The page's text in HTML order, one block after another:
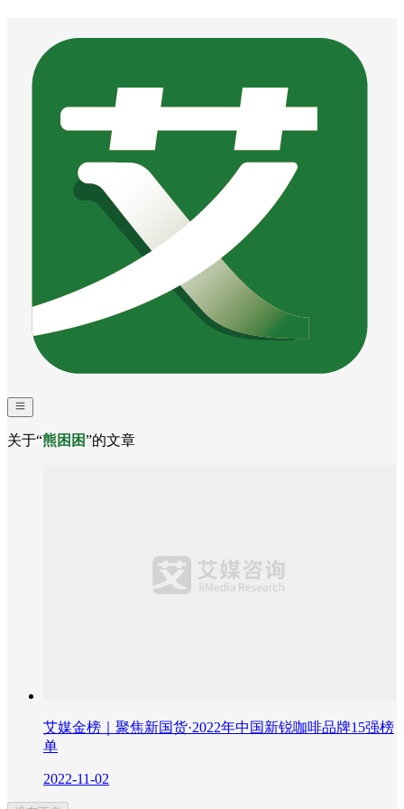
关于“熊困困”的文章
艾媒金榜｜聚焦新国货·2022年中国新锐咖啡品牌15强榜
单
2022-11-02